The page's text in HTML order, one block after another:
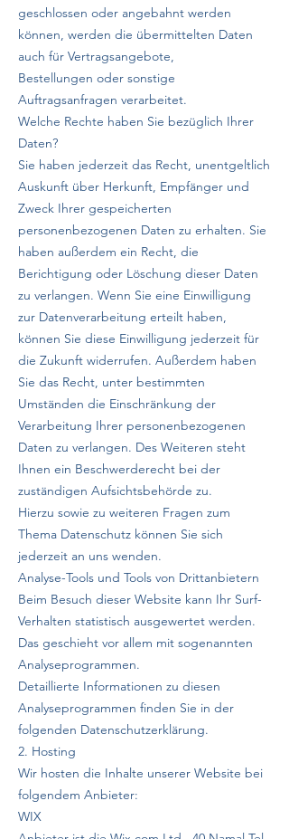
geschlossen oder angebahnt werden
können, werden die übermittelten Daten
auch für Vertragsangebote,
Bestellungen oder sonstige
Auftragsanfragen verarbeitet.
Welche Rechte haben Sie bezüglich Ihrer
Daten?
Sie haben jederzeit das Recht, unentgeltlich
Auskunft über Herkunft, Empfänger und
Zweck Ihrer gespeicherten
personenbezogenen Daten zu erhalten. Sie
haben außerdem ein Recht, die
Berichtigung oder Löschung dieser Daten
zu verlangen. Wenn Sie eine Einwilligung
zur Datenverarbeitung erteilt haben,
können Sie diese Einwilligung jederzeit für
die Zukunft widerrufen. Außerdem haben
Sie das Recht, unter bestimmten
Umständen die Einschränkung der
Verarbeitung Ihrer personenbezogenen
Daten zu verlangen. Des Weiteren steht
Ihnen ein Beschwerderecht bei der
zuständigen Aufsichtsbehörde zu.
Hierzu sowie zu weiteren Fragen zum
Thema Datenschutz können Sie sich
jederzeit an uns wenden.
Analyse-Tools und Tools von Drittanbietern
Beim Besuch dieser Website kann Ihr Surf-
Verhalten statistisch ausgewertet werden.
Das geschieht vor allem mit sogenannten
Analyseprogrammen.
Detaillierte Informationen zu diesen
Analyseprogrammen finden Sie in der
folgenden Datenschutzerklärung.
2. Hosting
Wir hosten die Inhalte unserer Website bei
folgendem Anbieter:
WIX